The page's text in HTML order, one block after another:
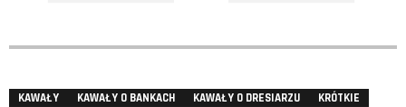
KAWAŁY KAWAŁY O BANKACH KAWAŁY O DRESIARZU KRÓTKIE